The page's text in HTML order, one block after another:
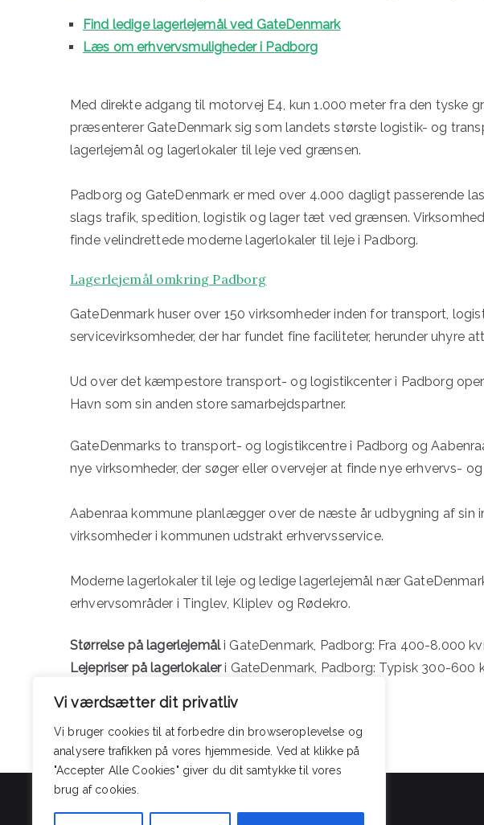
Vi værdsætter dit privatliv
Vi bruger cookies til at forbedre din browseroplevelse og
analysere trafikken på vores hjemmeside Ved at klikke på
"Accepter Alle Cookies" giver du dit samtykke til vores
brug af cookies.
Find ledige lagerlejemål ved GateDenmark
Læs om erhvervsmuligheder i Padborg
Med direkte adgang til motorvej E4, kun 1.000 meter fra den
præsenterer GateDenmark sig som landets største logistik- og
lagerlejemål og lagerlokaler til leje ved grænsen.
Padborg og GateDenmark er med over 4.000 dagligt passerende
slags trafik, spedition, logistik og lager tæt ved grænsen.
finde velindrettede moderne lagerlokaler til leje i Padborg.
Lagerlejemål omkring Padborg
GateDenmark huser over 150 virksomheder inden for transport,
servicevirksomheder, der har fundet fine faciliteter, herunder uhyre
Ud over det kæmpestore transport- og logistikcenter i Padborg
Havn som sin anden store samarbejdspartner.
GateDenmarks to transport- og logistikcentre i Padborg og
nye virksomheder, der søger eller overvejer at finde nye erhvervs-
Aabenraa kommune planlægger over de næste år udbygning af sin
virksomheder i kommunen udstrakt erhvervsservice.
Moderne lagerlokaler til leje og ledige lagerlejemål nær
erhvervsområder i Tinglev, Kliplev og Rødekro.
Størrelse på lagerlejemåli GateDenmark, Padborg: Fra 400-8.000
Lejepriser på lagerlokaleri GateDenmark, Padborg: Typisk 300-600
Søg ledige lagerlejemål i hele Danmark